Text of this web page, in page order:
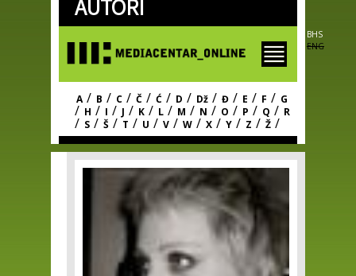
Skip to
main
AUTORI
BHS
ENG
A / B / C / Č / Ć / D / Dž / Đ / E / F / G
/ H / I / J / K / L / M / N / O / P / Q / R
/ S / Š / T / U / V / W / X / Y / Z / Ž /